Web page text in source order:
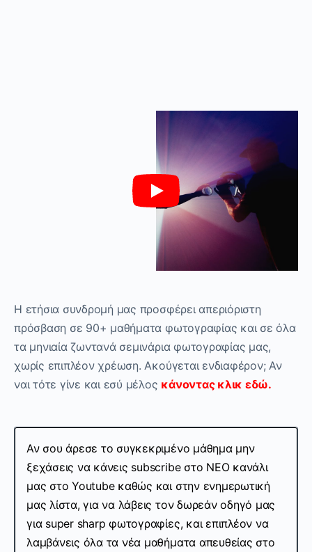
Η ετήσια συνδρομή μας προσφέρει απεριόριστη
πρόσβαση σε 90+ μαθήματα φωτογραφίας και σε όλα
τα μηνιαία ζωντανά σεμινάρια φωτογραφίας μας,
χωρίς επιπλέον χρέωση. Ακούγεται ενδιαφέρον; Αν
ναι τότε γίνε και εσύ μέλος κάνοντας κλικ εδώ.
Αν σου άρεσε το συγκεκριμένο μάθημα μην
ξεχάσεις να κάνεις subscribe στo ΝΕΟ κανάλι
μας στο Youtube καθώς και στην ενημερωτική
μας λίστα, για να λάβεις τον δωρεάν οδηγό μας
για super sharp φωτογραφίες, και επιπλέον να
λαμβάνεις όλα τα νέα μαθήματα απευθείας στο